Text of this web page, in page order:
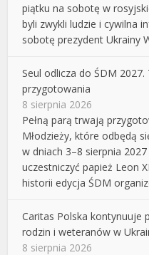
piątku na sobotę w
byli zwykli ludzie i cywilna
sobotę prezydent Ukrainy
Seul odlicza do ŚDM
przygotowania
8 sierpnia 2026
Pełną parą trwają
Młodzieży, które odbędą
w dniach 3–8 sierpnia
uczestniczyć papież Leon
historii edycja ŚDM
Caritas Polska kontynuuje
rodzin i weteranów w
8 sierpnia 2026